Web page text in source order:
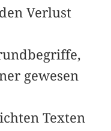
Verlust
gewesen
Texten